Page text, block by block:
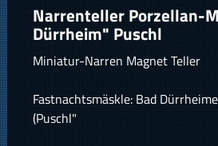
Narrenteller Porzellan-
Dürrheim" Puschl
Miniatur-Narren Magnet Teller
Fastnachtsmäskle: Bad
(Puschl"